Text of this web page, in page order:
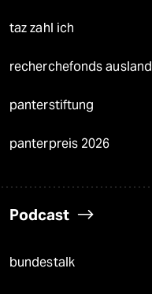
taz zahl ich
recherchefonds ausland
panterstiftung
panterpreis 2026
Podcast
bundestalk